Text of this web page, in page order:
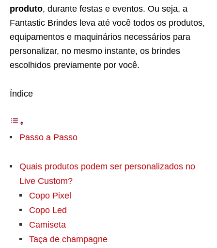
produto, durante festas e eventos. Ou seja, a
Fantastic Brindes leva até você todos os produtos,
equipamentos e maquinários necessários para
personalizar, no mesmo instante, os brindes
escolhidos previamente por você.
Índice
Passo a Passo
Quais produtos podem ser personalizados no
Live Custom?
Copo Pixel
Copo Led
Camiseta
Taça de champagne